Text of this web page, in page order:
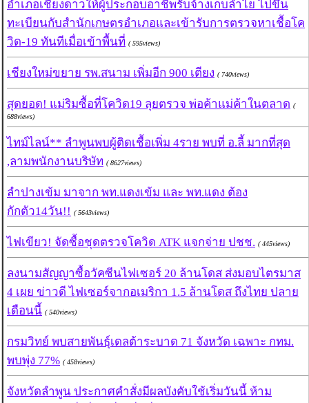
อำเภอเชียงดาวให้ผู้ประกอบอาชีพรับจ้างเก็บลำไย ไปขึ้น
ทะเบียนกับสำนักเกษตรอำเภอและเข้ารับการตรวจหาเชื้อโค
วิด-19 ทันทีเมื่อเข้าพื้นที่ ( 595views)
เชียงใหม่ขยาย รพ.สนาม เพิ่มอีก 900 เตียง ( 740views)
สุดยอด! แม่ริมซื้อที่โควิด19 ลุยตรวจ พ่อค้าแม่ค้าในตลาด (
688views)
ไทม์ไลน์** ลำพูนพบผู้ติดเชื้อเพิ่ม 4ราย พบที่ อ.ลี้ มากที่สุด
,ลามพนักงานบริษัท ( 8627views)
ลำปางเข้ม มาจาก พท.แดงเข้ม และ พท.แดง ต้อง
กักตัว14วัน!! ( 5643views)
ไฟเขียว! จัดซื้อชุดตรวจโควิด ATK แจกจ่าย ปชช. ( 445views)
ลงนามสัญญาซื้อวัคซีนไฟเซอร์ 20 ล้านโดส ส่งมอบไตรมาส
4 เผย ข่าวดี ไฟเซอร์จากอเมริกา 1.5 ล้านโดส ถึงไทย ปลาย
เดือนนี้ ( 540views)
กรมวิทย์ พบสายพันธุ์เดลต้าระบาด 71 จังหวัด เฉพาะ กทม.
พบพุ่ง 77% ( 458views)
จังหวัดลำพูน ประกาศคำสั่งมีผลบังคับใช้เริ่มวันนี้ ห้าม